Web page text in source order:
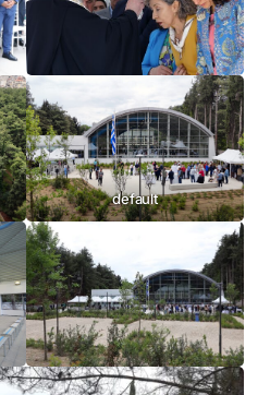
default